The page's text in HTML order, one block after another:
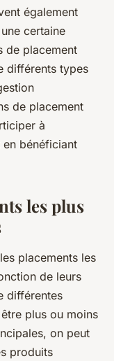
également
certaine
de placement
différents types
de placement
à
bénéficiant
les plus
placements les
de leurs
différentes
plus ou moins
on peut
produits